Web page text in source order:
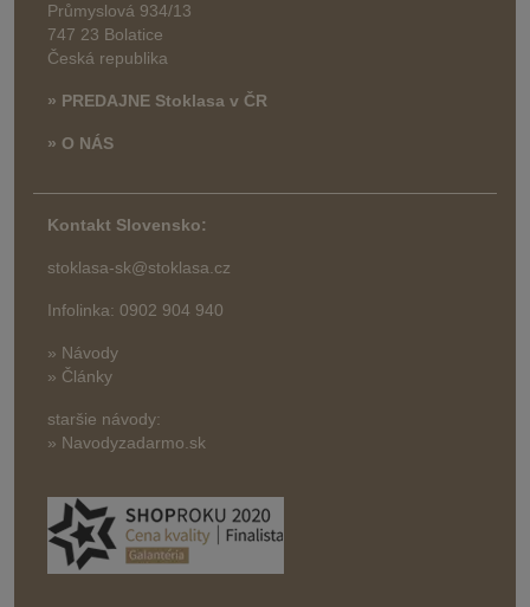
Průmyslová 934/13
747 23 Bolatice
Česká republika
» PREDAJNE Stoklasa v ČR
» O NÁS
Kontakt Slovensko:
stoklasa-sk@stoklasa.cz
Infolinka: 0902 904 940
» Návody
» Články
staršie návody:
» Navodyzadarmo.sk